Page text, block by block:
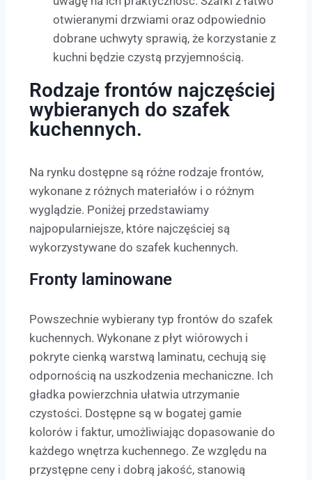
otwieranymi drzwiami oraz odpowiednio
dobrane uchwyty sprawią, że korzystanie z
kuchni będzie czystą przyjemnością.
Rodzaje frontów najczęściej
wybieranych do szafek
kuchennych.
Na rynku dostępne są różne rodzaje frontów,
wykonane z różnych materiałów i o różnym
wyglądzie. Poniżej przedstawiamy
najpopularniejsze, które najczęściej są
wykorzystywane do szafek kuchennych.
Fronty laminowane
Powszechnie wybierany typ frontów do szafek
kuchennych. Wykonane z płyt wiórowych i
pokryte cienką warstwą laminatu, cechują się
odpornością na uszkodzenia mechaniczne. Ich
gładka powierzchnia ułatwia utrzymanie
czystości. Dostępne są w bogatej gamie
kolorów i faktur, umożliwiając dopasowanie do
każdego wnętrza kuchennego. Ze względu na
przystępne ceny i dobrą jakość, stanowią